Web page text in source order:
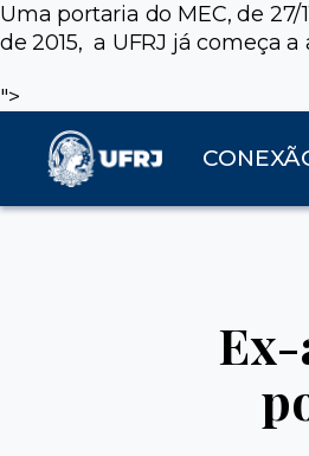
Uma portaria do MEC, de
de 2015, a UFRJ já começa
">